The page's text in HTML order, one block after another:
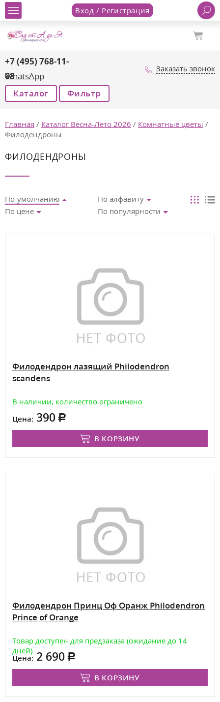
Вход / Регистрация
+7 (495) 768-11-
68
WhatsApp
Заказать звонок
Каталог Фильтр
Главная / Каталог Весна-Лето 2026 / Комнатные цветы /
Филодендроны
ФИЛОДЕНДРОНЫ
По-умолчанию
По алфавиту
По цене
По популярности
Филодендрон лазящий Philodendron
scandens
В наличии, количество ограничено
Цена: 390
В КОРЗИНУ
Филодендрон Принц Оф Оранж Philodendron
Prince of Orange
Товар доступен для предзаказа (ожидание до 14
дней)
Цена: 2 690
В КОРЗИНУ